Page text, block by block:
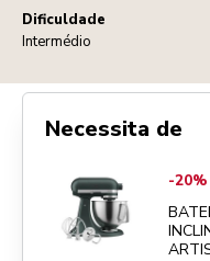
Dificuldade
Intermédio
Necessita de
Go toBATEDEIRA COM
-20%